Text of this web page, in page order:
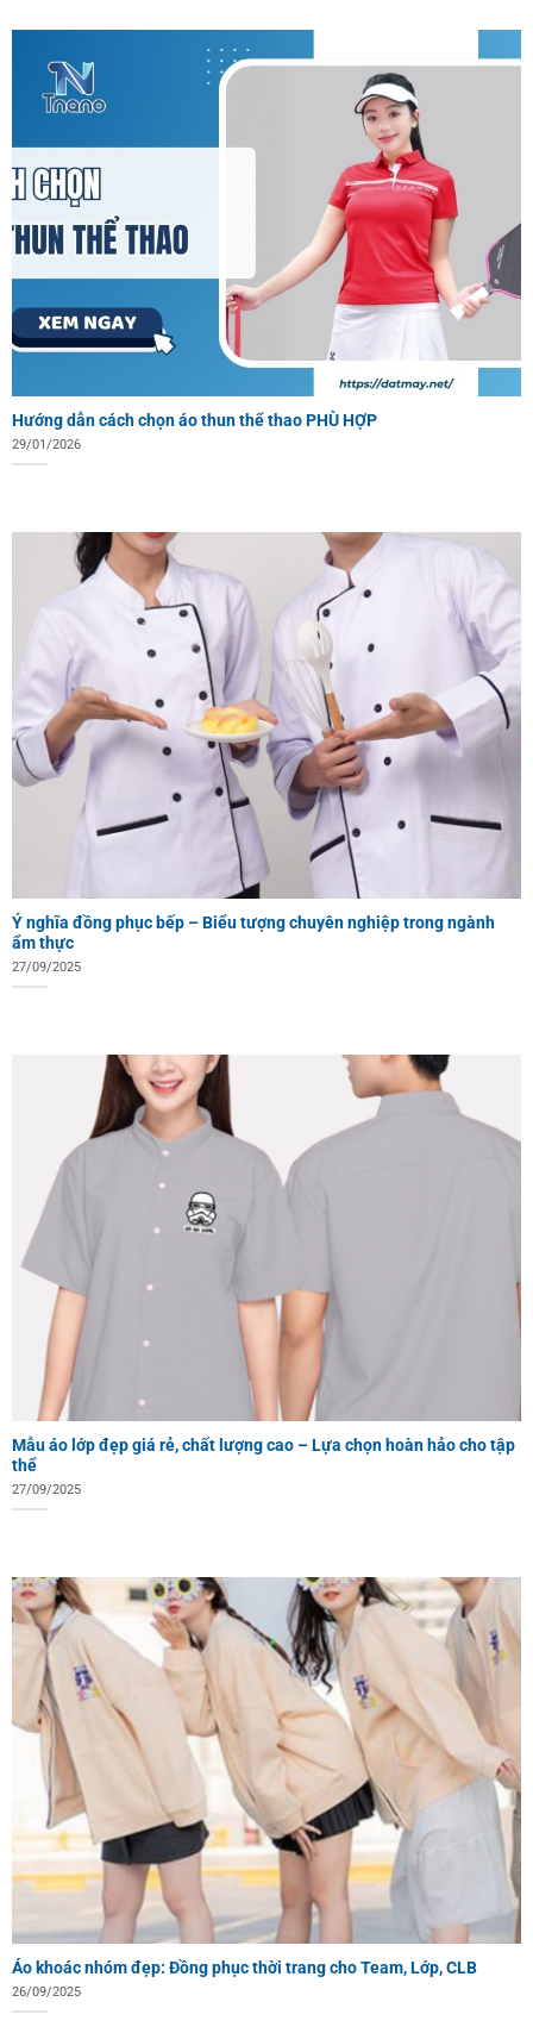
Hướng dẫn cách chọn áo thun thể thao PHÙ HỢP
29/01/2026
Ý nghĩa đồng phục bếp – Biểu tượng chuyên nghiệp trong ngành
ẩm thực
27/09/2025
Mẫu áo lớp đẹp giá rẻ, chất lượng cao – Lựa chọn hoàn hảo cho tập
thể
27/09/2025
Áo khoác nhóm đẹp: Đồng phục thời trang cho Team, Lớp, CLB
26/09/2025